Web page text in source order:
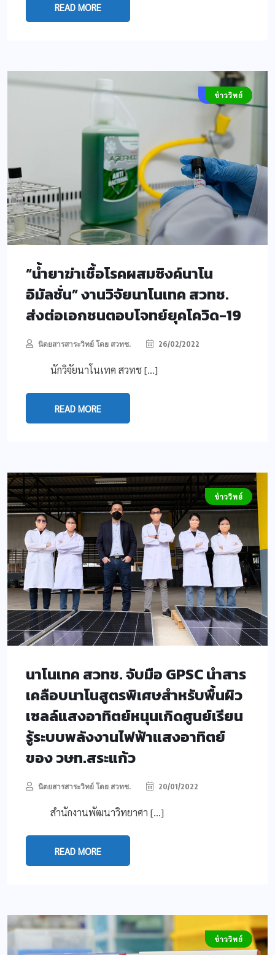
READ MORE
COVID-19
ข่าววิทย์
“น้ำยาฆ่าเชื้อโรคผสมซิงค์นาโน
อิมัลชั่น” งานวิจัยนาโนเทค สวทช.
ส่งต่อเอกชนตอบโจทย์ยุคโควิด-19
นิตยสารสาระวิทย์ โดย สวทช. 26/02/2022
นักวิจัยนาโนเทค สวทช […]
READ MORE
ข่าววิทย์
นาโนเทค สวทช. จับมือ GPSC นำสาร
เคลือบนาโนสูตรพิเศษสำหรับพื้นผิว
เซลล์แสงอาทิตย์หนุนเกิดศูนย์เรียน
รู้ระบบพลังงานไฟฟ้าแสงอาทิตย์
ของ วษท.สระแก้ว
นิตยสารสาระวิทย์ โดย สวทช. 20/01/2022
สำนักงานพัฒนาวิทยาศา […]
READ MORE
ข่าววิทย์